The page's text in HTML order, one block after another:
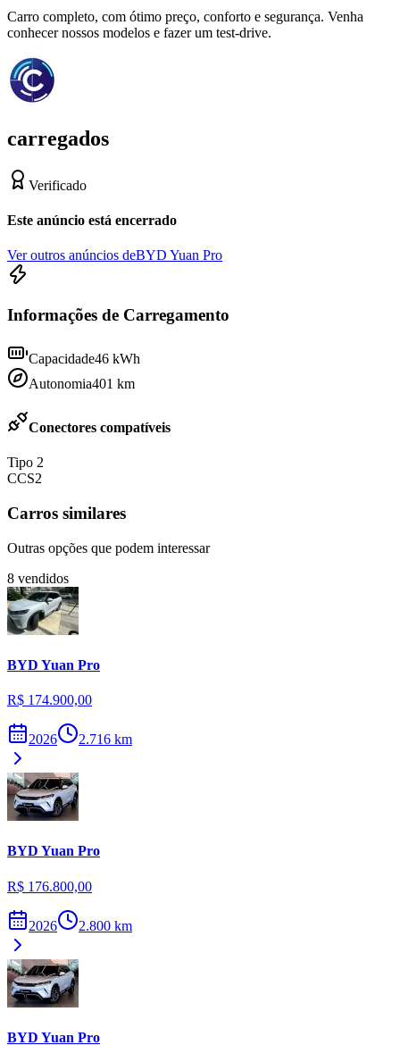
Carro completo, com ótimo preço, conforto e segurança. Venha
conhecer nossos modelos e fazer um test-drive.
carregados
Verificado
Este anúncio está encerrado
Ver outros anúncios deBYD Yuan Pro
Informações de Carregamento
Capacidade46 kWh
Autonomia401 km
Conectores compatíveis
Tipo 2
CCS2
Carros similares
Outras opções que podem interessar
8 vendidos
BYD Yuan Pro
R$ 174.900,00
2026 2.716 km
BYD Yuan Pro
R$ 176.800,00
2026 2.800 km
BYD Yuan Pro